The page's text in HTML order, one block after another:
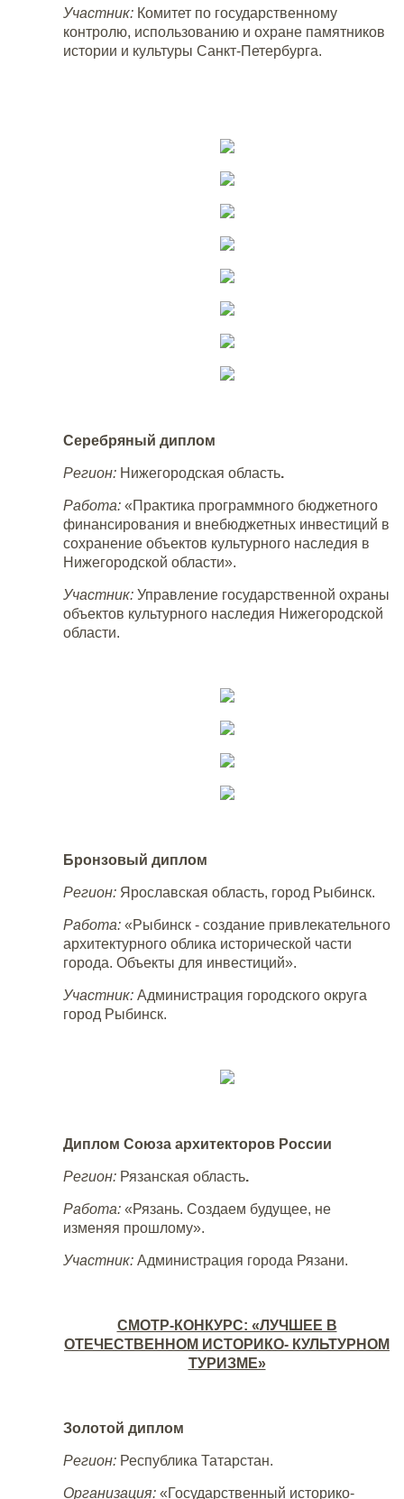
Участник: Комитет по государственному
контролю, использованию и охране памятников
истории и культуры Санкт-Петербурга.
Серебряный диплом
Регион: Нижегородская область.
Работа: «Практика программного бюджетного
финансирования и внебюджетных инвестиций в
сохранение объектов культурного наследия в
Нижегородской области».
Участник: Управление государственной охраны
объектов культурного наследия Нижегородской
области.
Бронзовый диплом
Регион: Ярославская область, город Рыбинск.
Работа: «Рыбинск - создание привлекательного
архитектурного облика исторической части
города. Объекты для инвестиций».
Участник: Администрация городского округа
город Рыбинск.
Диплом Союза архитекторов России
Регион: Рязанская область.
Работа: «Рязань. Создаем будущее, не
изменяя прошлому».
Участник: Администрация города Рязани.
СМОТР-КОНКУРС: «ЛУЧШЕЕ В
ОТЕЧЕСТВЕННОМ ИСТОРИКО- КУЛЬТУРНОМ
ТУРИЗМЕ»
Золотой диплом
Регион: Республика Татарстан.
Организация: «Государственный историко-